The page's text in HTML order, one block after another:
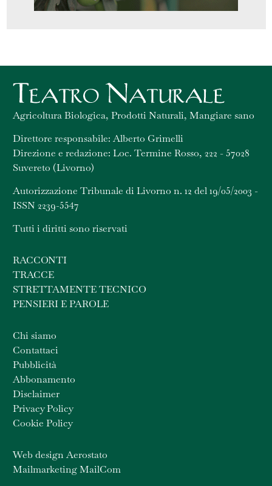
Agricoltura Biologica, Prodotti Naturali, Mangiare sano
Direttore responsabile: Alberto Grimelli
Direzione e redazione: Loc. Termine Rosso, 222 - 57028
Suvereto (Livorno)
Autorizzazione Tribunale di Livorno n. 12 del 19/05/2003 -
ISSN 2239-5547
Tutti i diritti sono riservati
RACCONTI
TRACCE
STRETTAMENTE TECNICO
PENSIERI E PAROLE
Chi siamo
Contattaci
Pubblicità
Abbonamento
Disclaimer
Privacy Policy
Cookie Policy
Web design Aerostato
Mailmarketing MailCom